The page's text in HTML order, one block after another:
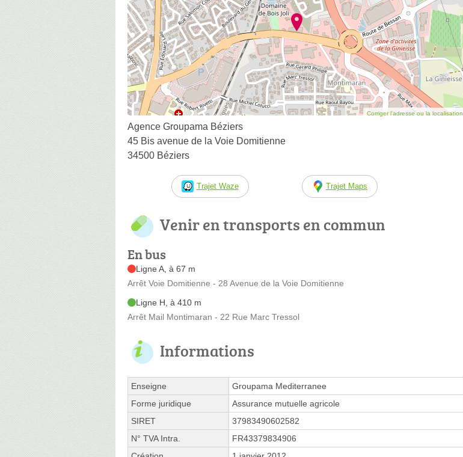
Corriger l’adresse ou la localisation
Agence Groupama Béziers
45 Bis avenue de la Voie Domitienne
34500 Béziers
Trajet Waze Trajet Maps
Venir en transports en commun
En bus
Ligne A, à 67 m
Arrêt Voie Domitienne - 28 Avenue de la Voie Domitienne
Ligne H, à 410 m
Arrêt Mail Montimaran - 22 Rue Marc Tressol
Informations
Enseigne
Groupama Mediterranee
Forme juridique
Assurance mutuelle agricole
SIRET
37983490602582
N° TVA Intra.
FR43379834906